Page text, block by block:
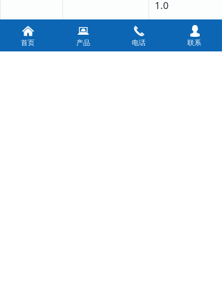
1.0
낀
首页
뀵
产品
끅
电话
넙
联系